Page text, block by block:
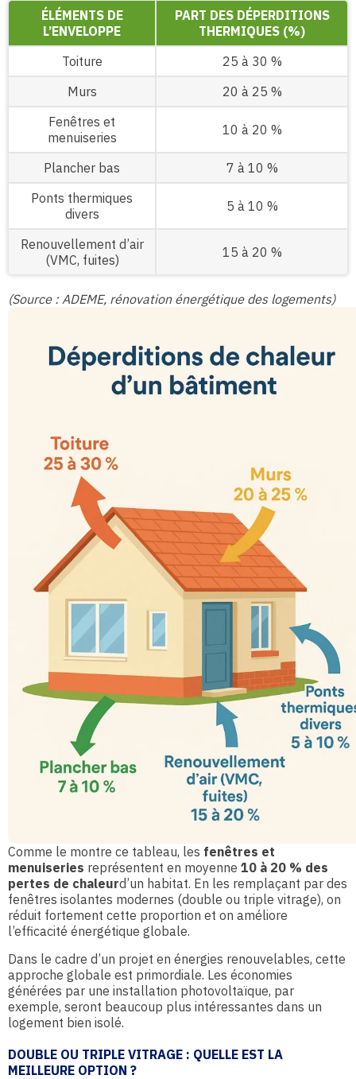
ÉLÉMENTS DE
L’ENVELOPPE
PART DES DÉPERDITIONS
THERMIQUES (%)
Toiture
25 à 30 %
Murs
20 à 25 %
Fenêtres et
menuiseries
10 à 20 %
Plancher bas
7 à 10 %
Ponts thermiques
divers
5 à 10 %
Renouvellement d’air
(VMC, fuites)
15 à 20 %
(Source : ADEME, rénovation énergétique des logements)
Comme le montre ce tableau, les fenêtres et
menuiseries représentent en moyenne 10 à 20 % des
pertes de chaleurd’un habitat. En les remplaçant par des
fenêtres isolantes modernes (double ou triple vitrage), on
réduit fortement cette proportion et on améliore
l’efficacité énergétique globale.
Dans le cadre d’un projet en énergies renouvelables, cette
approche globale est primordiale. Les économies
générées par une installation photovoltaïque, par
exemple, seront beaucoup plus intéressantes dans un
logement bien isolé.
DOUBLE OU TRIPLE VITRAGE : QUELLE EST LA
MEILLEURE OPTION ?